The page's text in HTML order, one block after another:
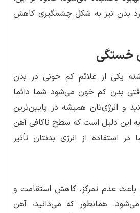
بدن نیز به شکل چشمگیری کاهش
یکی از علائم کم خونی در بدن
بدن کم خون می‌شود شما دائما
و انرژی‌تان همیشه در پایین‌ترین
به این دلیل است که سطح ناکافی آهن
در استفاده از انرژی بدنتان تأثیر
عدم تمرکز، کاهش استقامت و
همانطور که می‌دانید، آهن